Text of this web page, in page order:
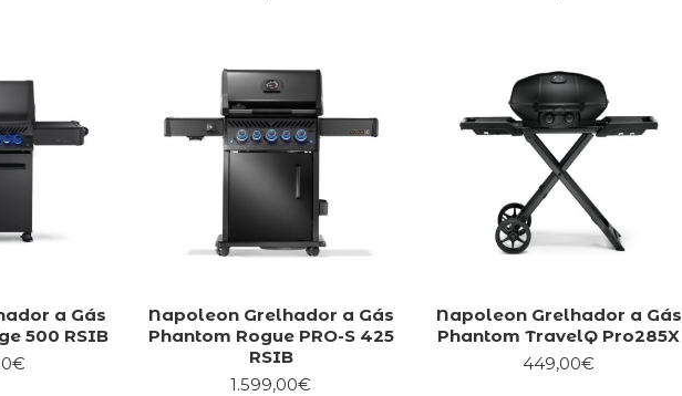
a Gás
500 RSIB
Napoleon Grelhador a Gás
Phantom Rogue PRO-S 425
RSIB
1.599,00€
Napoleon Grelhador a Gás
Phantom TravelQ Pro285X
449,00€